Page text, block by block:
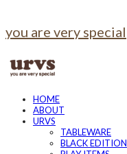
you are very special
HOME
ABOUT
URVS
TABLEWARE
BLACK EDITION